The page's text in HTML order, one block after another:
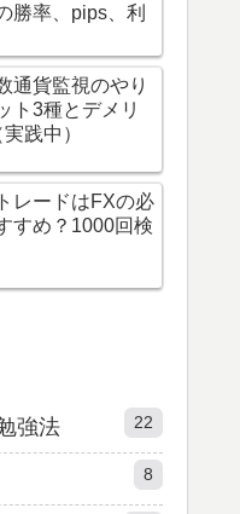
勝率、pips、利
通貨監視のやり
ト3種とデメリ
践中）
レードはFXの必
すめ？1000回検
強法 22
8